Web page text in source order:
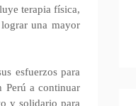
terapia física,
una mayor
esfuerzos para
Perú a continuar
y solidario para